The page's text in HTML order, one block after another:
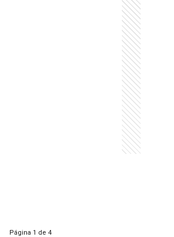
Página 1 de 4